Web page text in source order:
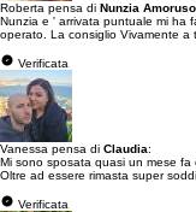
Roberta pensa di Nunzia Amoruso
Nunzia e ' arrivata puntuale mi ha
operato. La consiglio Vivamente a
Verificata
Vanessa pensa di Claudia:
Mi sono sposata quasi un mese fa
Oltre ad essere rimasta super
Verificata